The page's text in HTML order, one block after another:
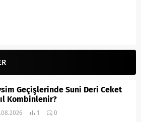
Geçişlerinde Suni Deri Ceket
Kombinlenir?
1 0